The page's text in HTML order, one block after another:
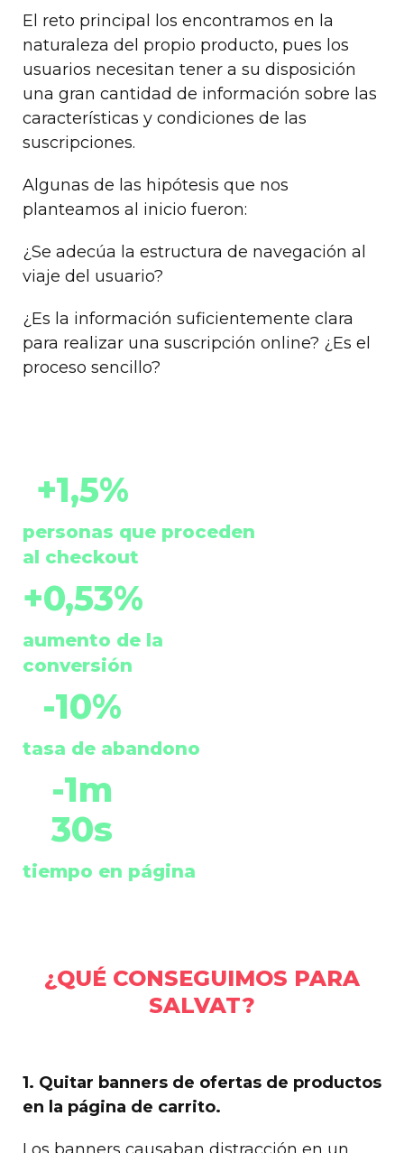
El reto principal los encontramos en la
naturaleza del propio producto, pues los
usuarios necesitan tener a su disposición
una gran cantidad de información sobre las
características y condiciones de las
suscripciones.
Algunas de las hipótesis que nos
planteamos al inicio fueron:
¿Se adecúa la estructura de navegación al
viaje del usuario?
¿Es la información suficientemente clara
para realizar una suscripción online? ¿Es el
proceso sencillo?
+1,5%
personas que proceden
al checkout
+0,53%
aumento de la
conversión
-10%
tasa de abandono
-1m
30s
tiempo en página
¿QUÉ CONSEGUIMOS PARA
SALVAT?
1. Quitar banners de ofertas de productos
en la página de carrito.